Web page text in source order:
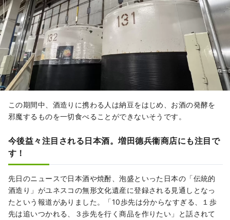
この期間中、酒造りに携わる人は納豆をはじめ、お酒の発酵を
邪魔するものを一切食べることができないそうです。
今後益々注目される日本酒。増田德兵衞商店にも注目で
す！
先日のニュースで日本酒や焼酎、泡盛といった日本の「伝統的
酒造り」がユネスコの無形文化遺産に登録される見通しとなっ
たという報道がありました。「10歩先は分からなすぎる、１歩
先は追いつかれる、３歩先を行く商品を作りたい」と話されて